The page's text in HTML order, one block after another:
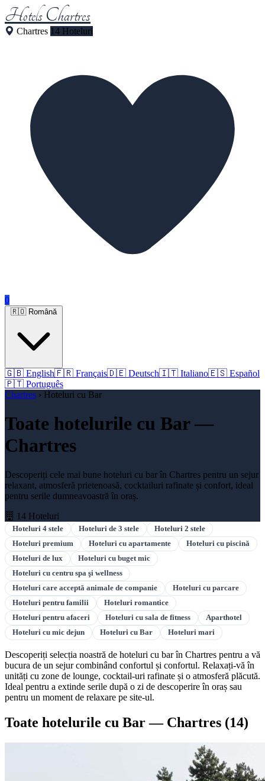
Hotels Chartres
Chartres 14 Hoteluri
0
🇷🇴 Română
🇬🇧 English🇫🇷 Français🇩🇪 Deutsch🇮🇹 Italiano🇪🇸 Español
🇵🇹 Português
Chartres › Hoteluri cu Bar
Toate hotelurile cu Bar —
Chartres
Descoperiți cele mai bune hoteluri cu bar în Chartres pentru un sejur
relaxant, atmosferă prietenoasă, cocktailuri rafinate și confort, ideal
pentru serile dumneavoastră în oraș.
14 Hoteluri
Hoteluri 4 stele Hoteluri de 3 stele
Hoteluri 2 stele
Hoteluri premium
Hoteluri cu apartamente
Hoteluri cu piscină
Hoteluri de lux
Hoteluri cu buget mic
Hoteluri cu centru spa şi wellness
Hoteluri care acceptă animale de companie
Hoteluri cu parcare
Hoteluri pentru familii
Hoteluri romantice
Hoteluri pentru afaceri
Hoteluri cu sala de fitness
Aparthotel
Hoteluri cu mic dejun
Hoteluri cu Bar Hoteluri mari
Descoperiți selecția noastră de hoteluri cu bar în Chartres pentru a vă
bucura de un sejur combinând confortul și confortul. Relaxați-vă în
unități cu zone de lounge, cocktail-uri rafinate și o atmosferă plăcută.
Ideal pentru a extinde serile după o zi de descoperire în oraș sau
pentru un moment de relaxare pe site-ul.
Toate hotelurile cu Bar — Chartres (14)